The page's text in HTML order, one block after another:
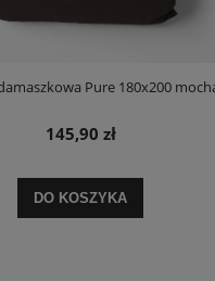
Pure 180x200
145,90 zł
DO KOSZYKA